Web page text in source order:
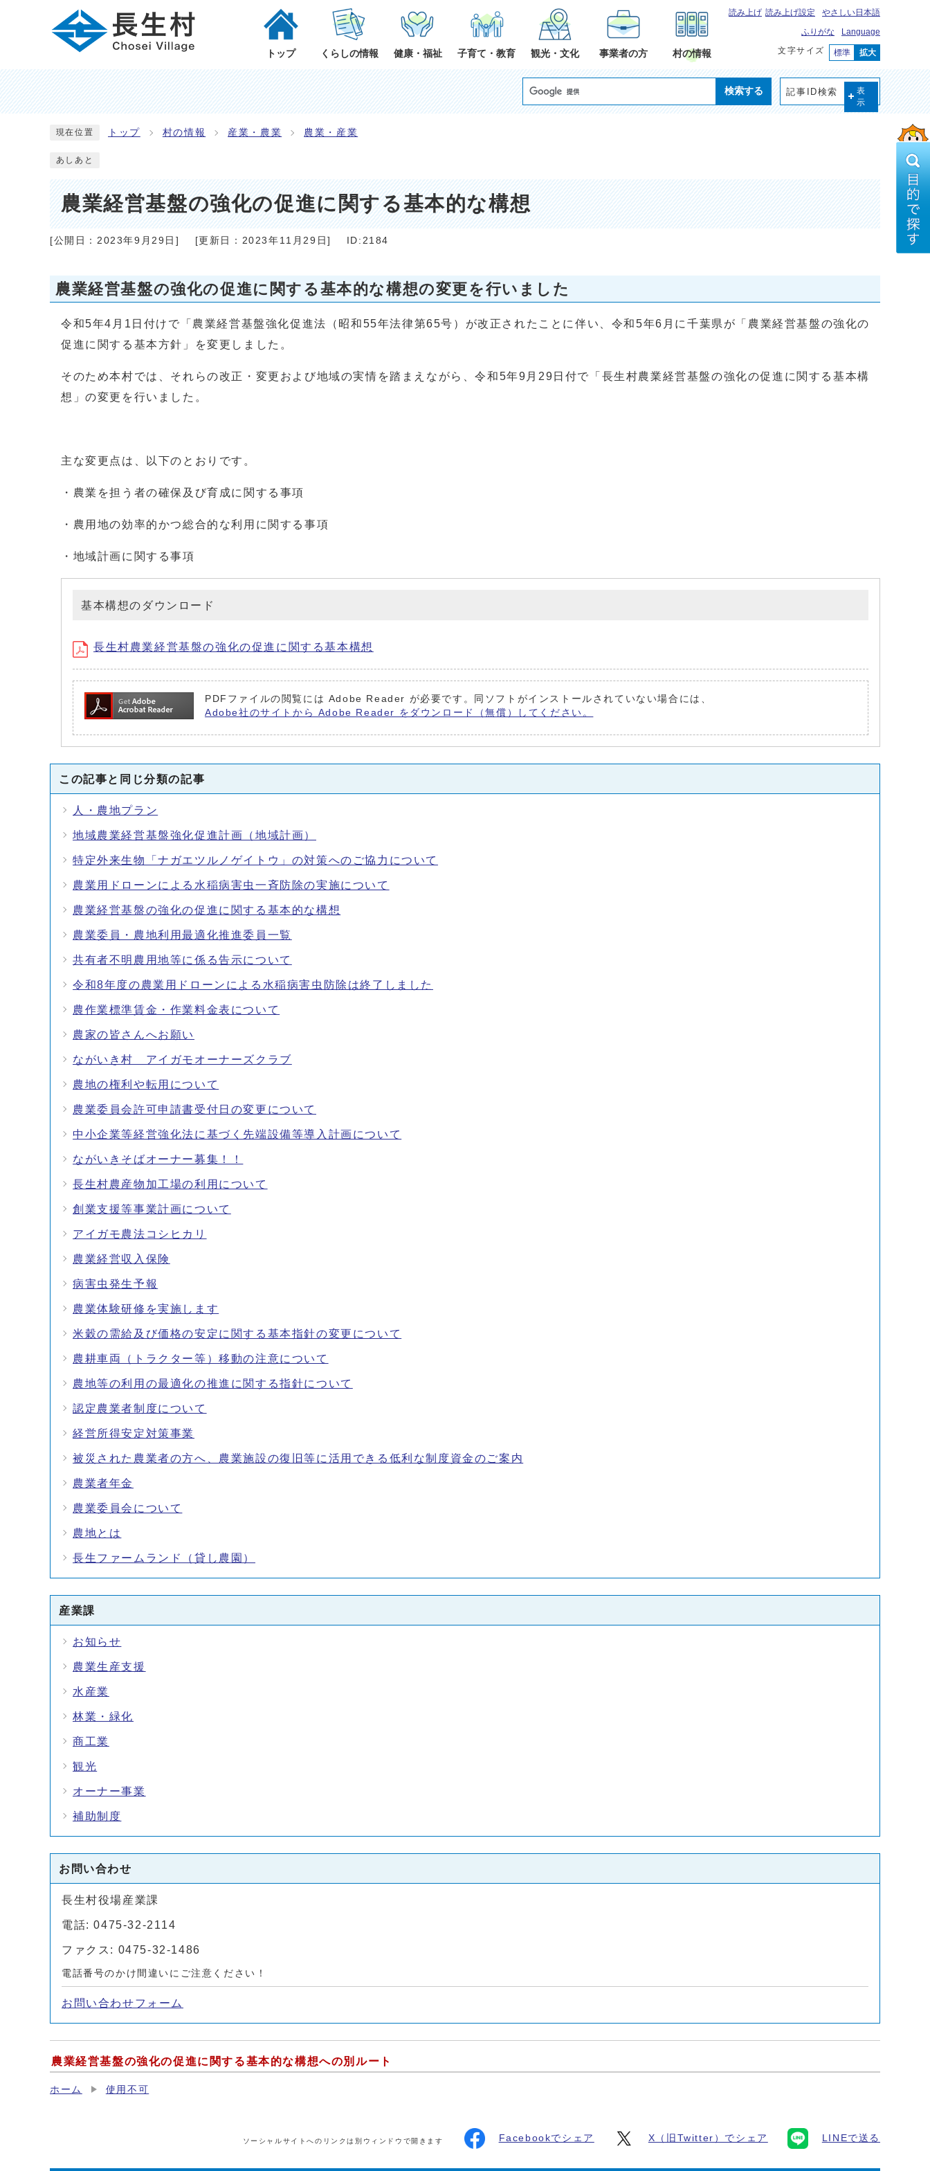
トップ くらしの情報 健康・福祉 子育て・教育 観光・文化 事業者の方 村の情報
読み上げ 読み上げ設定
やさしい日本語
ふりがな
Language
文字サイズ
標準 拡大
検索する 記事ID検索
表
示
現在位置 トップ 村の情報 産業・農業 農業・産業
あしあと
農業経営基盤の強化の促進に関する基本的な構想
[公開日： 2023年9月29日 ] [更新日： 2023年11月29日] ID:2184
農業経営基盤の強化の促進に関する基本的な構想の変更を行いました
令和5年4月1日付けで「農業経営基盤強化促進法（昭和55年法律第65号）が改正されたことに伴い、令和5年6月に千葉県が「農業経営基盤の強化の
促進に関する基本方針」を変更しました。
そのため本村では、それらの改正・変更および地域の実情を踏まえながら、令和5年9月29日付で「長生村農業経営基盤の強化の促進に関する基本構
想」の変更を行いました。
主な変更点は、以下のとおりです。
・農業を担う者の確保及び育成に関する事項
・農用地の効率的かつ総合的な利用に関する事項
・地域計画に関する事項
基本構想のダウンロード
長生村農業経営基盤の強化の促進に関する基本構想
PDFファイルの閲覧には Adobe Reader が必要です。同ソフトがインストールされていない場合には、
Adobe社のサイトから Adobe Reader をダウンロード（無償）してください。
この記事と同じ分類の記事
人・農地プラン
地域農業経営基盤強化促進計画（地域計画）
特定外来生物「ナガエツルノゲイトウ」の対策へのご協力について
農業用ドローンによる水稲病害虫一斉防除の実施について
農業経営基盤の強化の促進に関する基本的な構想
農業委員・農地利用最適化推進委員一覧
共有者不明農用地等に係る告示について
令和8年度の農業用ドローンによる水稲病害虫防除は終了しました
農作業標準賃金・作業料金表について
農家の皆さんへお願い
ながいき村 アイガモオーナーズクラブ
農地の権利や転用について
農業委員会許可申請書受付日の変更について
中小企業等経営強化法に基づく先端設備等導入計画について
ながいきそばオーナー募集！！
長生村農産物加工場の利用について
創業支援等事業計画について
アイガモ農法コシヒカリ
農業経営収入保険
病害虫発生予報
農業体験研修を実施します
米穀の需給及び価格の安定に関する基本指針の変更について
農耕車両（トラクター等）移動の注意について
農地等の利用の最適化の推進に関する指針について
認定農業者制度について
経営所得安定対策事業
被災された農業者の方へ、農業施設の復旧等に活用できる低利な制度資金のご案内
農業者年金
農業委員会について
農地とは
長生ファームランド（貸し農園）
産業課
お知らせ
農業生産支援
水産業
林業・緑化
商工業
観光
オーナー事業
補助制度
お問い合わせ
長生村役場産業課
電話: 0475-32-2114
ファクス: 0475-32-1486
電話番号のかけ間違いにご注意ください！
お問い合わせフォーム
農業経営基盤の強化の促進に関する基本的な構想への別ルート
ホーム 使用不可
ソーシャルサイトへのリンクは別ウィンドウで開きます Facebookでシェア X（旧Twitter）でシェア LINEで送る